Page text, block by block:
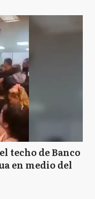
techo de Banco
en medio del